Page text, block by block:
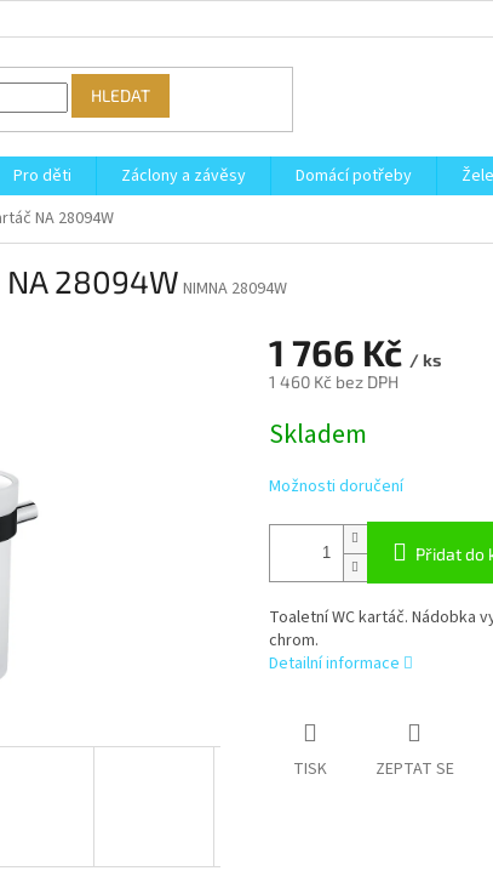
HLEDAT
Pro děti Záclony a závěsy Domácí potřeby
NA 28094W
28094WNIMNA 28094W
1 766 Kč / ks
1 460 Kč bez DPH
cena:
Skladem
Možnosti doručení
Přidat do
Toaletní WC kartáč. Nádobka
chrom.
Detailní informace
TISK ZEPTAT SE